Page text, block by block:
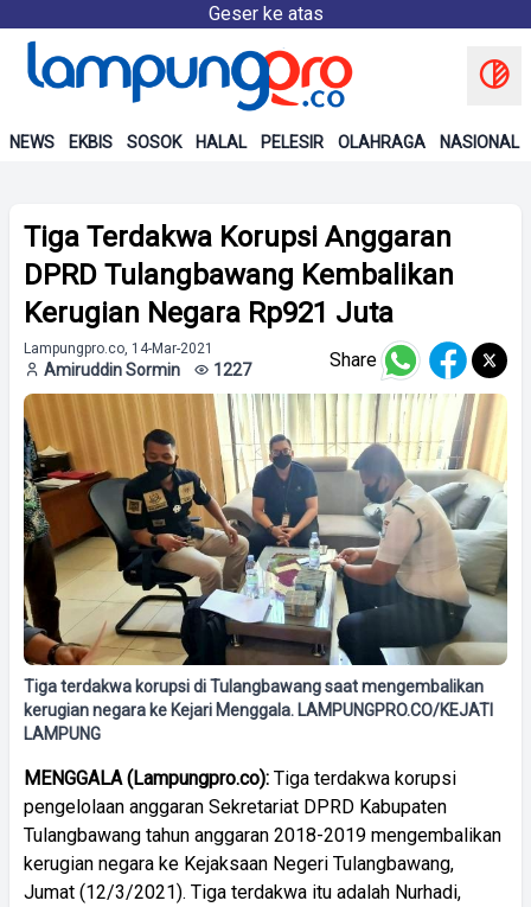
Geser ke atas
NEWS EKBIS SOSOK HALAL PELESIR OLAHRAGA NASIONAL
Tiga Terdakwa Korupsi Anggaran
DPRD Tulangbawang Kembalikan
Kerugian Negara Rp921 Juta
Lampungpro.co, 14-Mar-2021
Amiruddin Sormin 1227 Share
Tiga terdakwa korupsi di Tulangbawang saat mengembalikan
kerugian negara ke Kejari Menggala. LAMPUNGPRO.CO/KEJATI
LAMPUNG
MENGGALA (Lampungpro.co): Tiga terdakwa korupsi
pengelolaan anggaran Sekretariat DPRD Kabupaten
Tulangbawang tahun anggaran 2018-2019 mengembalikan
kerugian negara ke Kejaksaan Negeri Tulangbawang,
Jumat (12/3/2021). Tiga terdakwa itu adalah Nurhadi,